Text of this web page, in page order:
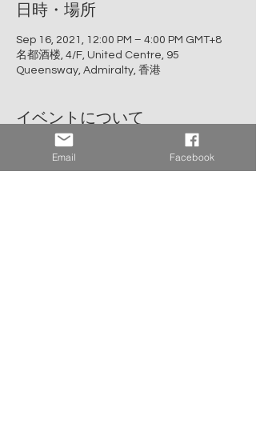
日時・場所
Sep 16, 2021, 12:00 PM – 4:00 PM GMT+8
名都酒楼, 4/F, United Centre, 95
Queensway, Admiralty, 香港
イベントについて
●日時：9月16日(木)昼12:00～14:00終了予定
Email Facebook